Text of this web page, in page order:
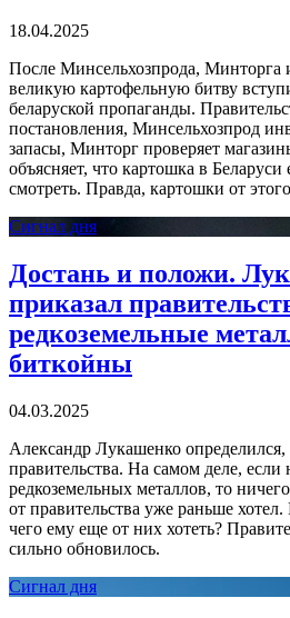
18.04.2025
После Минсельхозпрода, Минторга
великую картофельную битву
беларуской пропаганды.
постановления, Минсельхозпрод
запасы, Минторг проверяет
объясняет, что картошка в
смотреть. Правда, картошки от
Сигнал дня
Достань и положи.
приказал
редкоземельные
биткойны
04.03.2025
Александр Лукашенко определился,
правительства. На самом деле, если
редкоземельных металлов, то
от правительства уже раньше
чего ему еще от них хотеть?
сильно обновилось.
Сигнал дня